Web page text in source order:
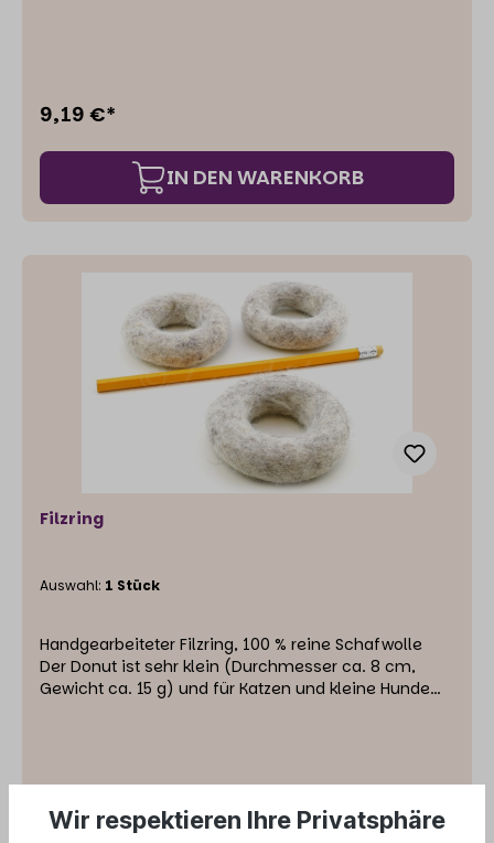
9,19 €*
IN DEN WARENKORB
Filzring
Auswahl: 1 Stück
Handgearbeiteter Filzring, 100 % reine Schafwolle
Der Donut ist sehr klein (Durchmesser ca. 8 cm,
Gewicht ca. 15 g) und für Katzen und kleine Hunde
Wir respektieren Ihre Privatsphäre